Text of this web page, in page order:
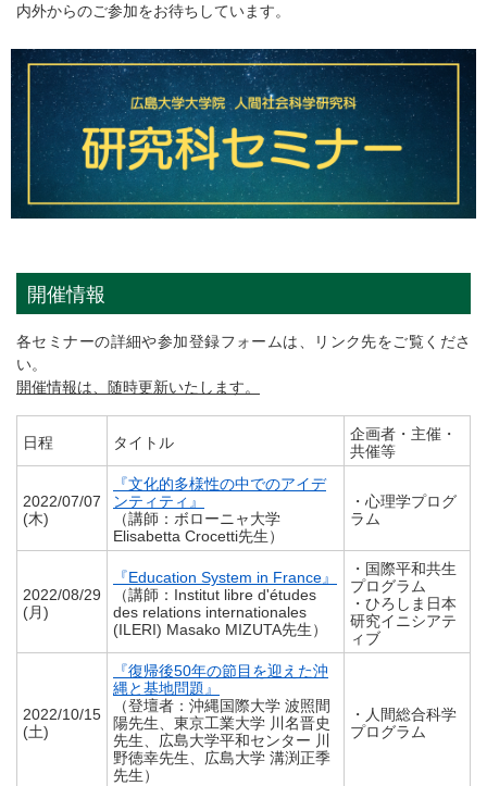
内外からのご参加をお待ちしています。
開催情報
各セミナーの詳細や参加登録フォームは、リンク先をご覧くださ
い。
開催情報は、随時更新いたします。
日程 タイトル
企画者・主催・
共催等
2022/07/07
(木)
『文化的多様性の中でのアイデ
ンティティ』
（講師：ボローニャ大学
Elisabetta Crocetti先生）
・心理学プログ
ラム
2022/08/29
(月)
『Education System in France』
（講師：Institut libre d'études
des relations internationales
(ILERI) Masako MIZUTA先生）
・国際平和共生
プログラム
・ひろしま日本
研究イニシアテ
ィブ
2022/10/15
(土)
『復帰後50年の節目を迎えた沖
縄と基地問題』
（登壇者：沖縄国際大学 波照間
陽先生、東京工業大学 川名晋史
先生、広島大学平和センター 川
野徳幸先生、広島大学 溝渕正季
先生）
・人間総合科学
プログラム